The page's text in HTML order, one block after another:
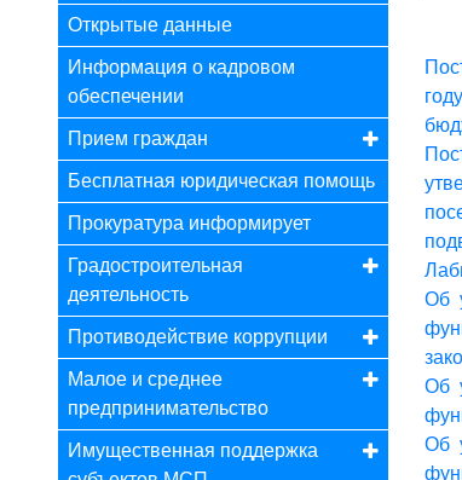
Открытые данные
Информация о кадровом
обеспечении
Прием граждан
Бесплатная юридическая помощь
Прокуратура информирует
Градостроительная
деятельность
Противодействие коррупции
Малое и среднее
предпринимательство
Имущественная поддержка
Об
Об
Об